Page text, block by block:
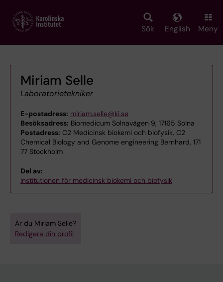
main
Sök English Meny
Miriam Selle
Laboratorietekniker
E-postadress: miriam.selle@ki.se
Besöksadress: Biomedicum Solnavägen 9, 17165 Solna
Postadress: C2 Medicinsk biokemi och biofysik, C2
Chemical Biology and Genome engineering Bernhard, 171
77 Stockholm
Del av:
Institutionen för medicinsk biokemi och biofysik
Är du Miriam Selle?
Redigera din profil